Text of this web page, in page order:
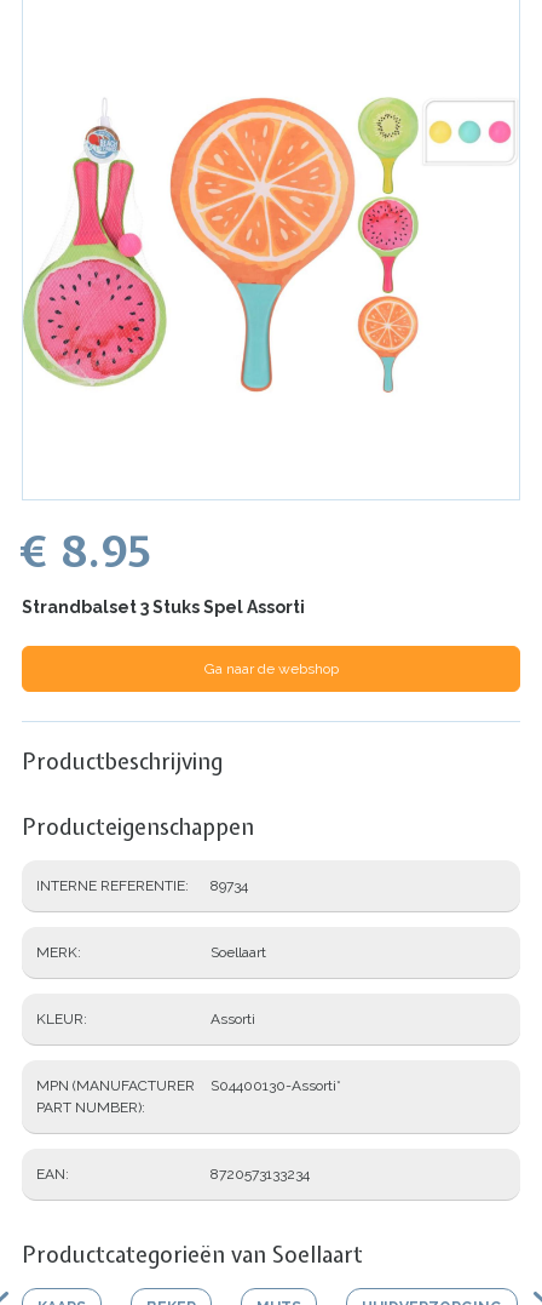
€ 8.95
Strandbalset 3 Stuks Spel Assorti
Ga naar de webshop
Productbeschrijving
Producteigenschappen
INTERNE REFERENTIE 89734
MERK Soellaart
KLEUR Assorti
MPN (MANUFACTURER
PART NUMBER)
S04400130-Assorti*
EAN 8720573133234
Productcategorieën van Soellaart